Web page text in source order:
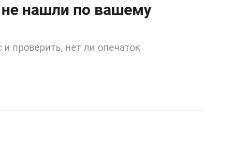
нашли по вашему
проверить, нет ли опечаток